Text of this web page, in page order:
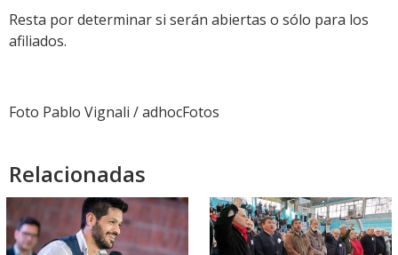
Resta por determinar si serán abiertas o sólo para los
afiliados.
Foto Pablo Vignali / adhocFotos
Relacionadas